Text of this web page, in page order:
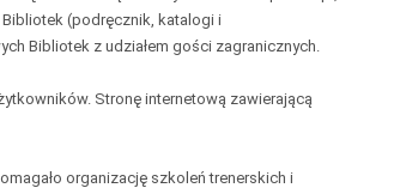
Bibliotek (podręcznik, katalogi i
Bibliotek z udziałem gości zagranicznych.
Stronę internetową zawierającą
organizację szkoleń trenerskich i